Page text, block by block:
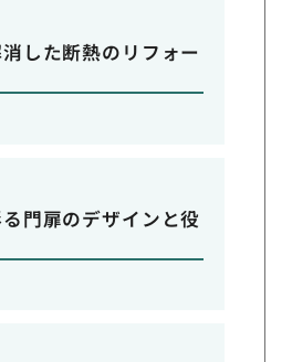
した断熱のリフォー
門扉のデザインと役